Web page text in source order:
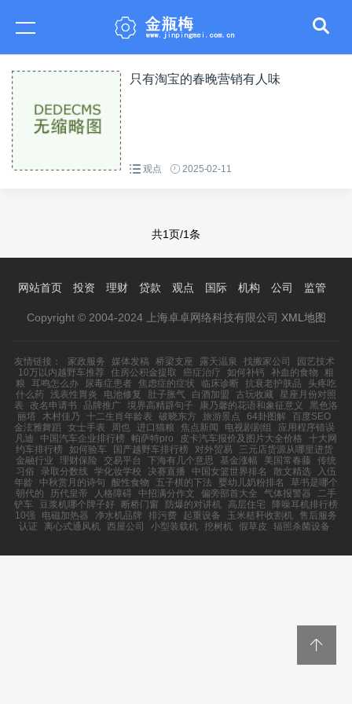
只有淘宝的春晚营销有人味
观点 2025-02-11
共1页/1条
网站首页 投资 理财 贷款 观点 国际 机构 公司 监管
Copyright © 2004-2024 上海卓卓网络科技有限公司 XML地图
友情链接： 家政服务 媒体发稿 桥梁支座 露天温泉 找搬家公司
园艺技术
10万以内越野车推荐
住房公积金提取 癌症治疗 如何补钙 补血的食物
粗
粮
耳鸣怎么办 尿毒症患者 焦虑症的症状 临床诊断 抗衰老护肤品
头疼吃
什么药
浅表性胃炎 电池修复 肚子胀气 白酒加盟 古玩收藏 星座月份对照
表
改名申请书 品牌推广 境界高精辟句子 康乃馨的花语和象征意义
黑色洛
丽塔
木村佳乃 十二生肖年龄表 破晓东方 旅游景点 64卦图解
百度SEO
金泫雅舞蹈
女士手表 周也 进口猫粮 焦点新闻 电视剧剧组
应用程序错误
凡迪
中国汽车企业排行榜 帕萨特pro 皮卡汽车报价及图片大全价格
十大网
约车排行榜
如何验车 国产越野车排行榜 对外贸易
三元店货源从哪里进货
金融行业
理财保险 交易平台 下海有几个意思 基金涨幅 美国常春藤
传统
习俗
录取分数线 学化妆学校 决赛直播 中国女篮世界排名 散文精选
入伍
年龄
中秋赏月的诗句 酸性食物 五子棋的下法 婴幼儿奶粉排名
草书是哪个
朝代的
历代皇帝 人格障碍 中招满分作文 偏旁部首大全 气体报警器
二手
铲车
豆浆机哪个牌子好 断桥门窗 防爆的对讲机 高层住宅
降噪耳机排行榜
10强
电磁加热器 净水机品牌 排污费 起重设备 玉米秸秆收割机 售后服务
认证
离心式通风机 西屋公司 小型装载机 挖树机 假草皮 辐照杀菌设备